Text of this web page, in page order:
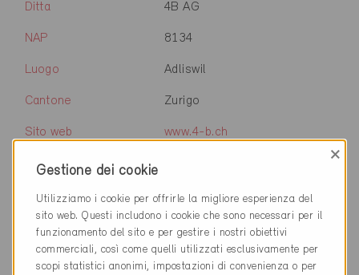
Ditta 4B AG
NAP 8134
Luogo Adliswil
Cantone Zurigo
Sito web www.4-b.ch
NAP 8305
Luogo Dietlikon
Gestione dei cookie
×
Utilizziamo i cookie per offrirle la migliore esperienza del
sito web. Questi includono i cookie che sono necessari per il
funzionamento del sito e per gestire i nostri obiettivi
commerciali, così come quelli utilizzati esclusivamente per
scopi statistici anonimi, impostazioni di convenienza o per